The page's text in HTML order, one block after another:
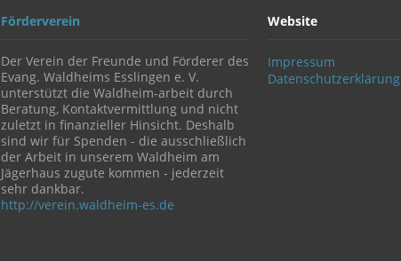
Förderverein
Der Verein der Freunde und Förderer des
Evang. Waldheims Esslingen e. V.
unterstützt die Waldheim-arbeit durch
Beratung, Kontaktvermittlung und nicht
zuletzt in finanzieller Hinsicht. Deshalb
sind wir für Spenden - die ausschließlich
der Arbeit in unserem Waldheim am
Jägerhaus zugute kommen - jederzeit
sehr dankbar.
http://verein.waldheim-es.de
Website
Impressum
Datenschutzerklärung